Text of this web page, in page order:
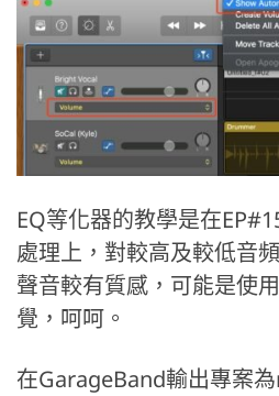
EQ等化器的教學是在
處理上，對較高及較低音
聲音較有質感，可能是使
覺，呵呵。
在GarageBand輸出專案